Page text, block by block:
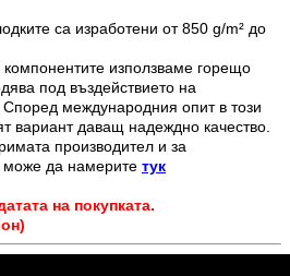
са изработени от 850 g/m² до
използваме горещо
под въздействието на
международния опит в този
вариант даващ надеждно качество.
производител и за
може да намерите тук
на покупката.